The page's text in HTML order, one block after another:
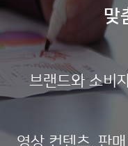
맞
브랜드와 소비
영상 컨텐츠, 판